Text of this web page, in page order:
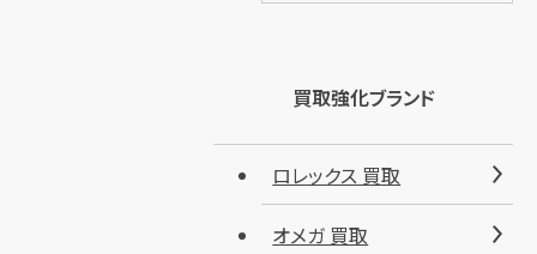
買取強化ブランド
ロレックス 買取
オメガ 買取